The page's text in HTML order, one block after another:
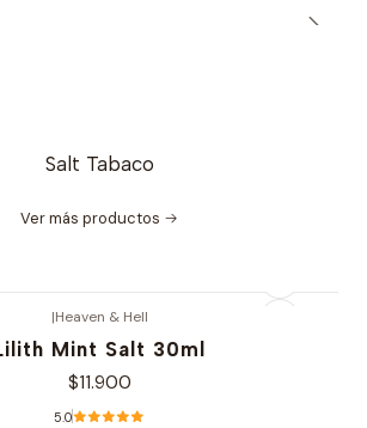
Salt Tabaco
Ver más productos
|Heaven & Hell
Mint Salt 30ml
$11.900
5.0